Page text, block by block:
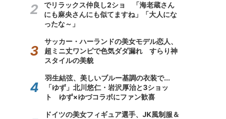
でリラックス仲良し2ショ 「海老蔵さん
にも麻央さんにも似てますね」「大人にな
ったな～」
サッカー・ハーランドの美女モデル恋人、
超ミニ丈ワンピで色気ダダ漏れ すらり神
スタイルの美貌
羽生結弦、美しいブルー基調の衣装で...
「ゆず」北川悠仁・岩沢厚治と3ショッ
ト ゆず×ゆづコラボにファン歓喜
ドイツの美女フィギュア選手、JK風制服＆